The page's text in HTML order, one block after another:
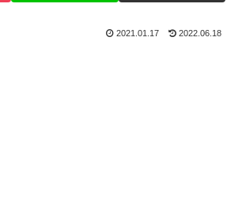
2021.01.17 2022.06.18